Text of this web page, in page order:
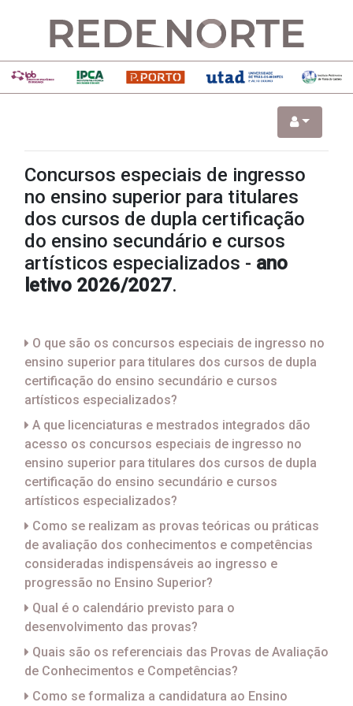
Concursos especiais de ingresso
no ensino superior para titulares
dos cursos de dupla certificação
do ensino secundário e cursos
artísticos especializados - ano
letivo 2026/2027.
O que são os concursos especiais de ingresso no
ensino superior para titulares dos cursos de dupla
certificação do ensino secundário e cursos
artísticos especializados?
A que licenciaturas e mestrados integrados dão
acesso os concursos especiais de ingresso no
ensino superior para titulares dos cursos de dupla
certificação do ensino secundário e cursos
artísticos especializados?
Como se realizam as provas teóricas ou práticas
de avaliação dos conhecimentos e competências
consideradas indispensáveis ao ingresso e
progressão no Ensino Superior?
Qual é o calendário previsto para o
desenvolvimento das provas?
Quais são os referenciais das Provas de Avaliação
de Conhecimentos e Competências?
Como se formaliza a candidatura ao Ensino